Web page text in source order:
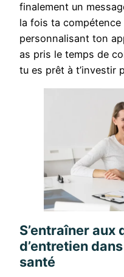
finalement un
la fois ta
personnalisant ton
as pris le temps de
tu es prêt à t’investir
S’entraîner aux
d’entretien
santé